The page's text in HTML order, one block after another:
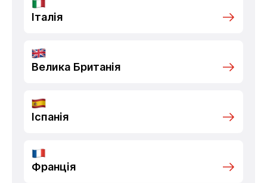
Італія
Велика Британія
Іспанія
Франція